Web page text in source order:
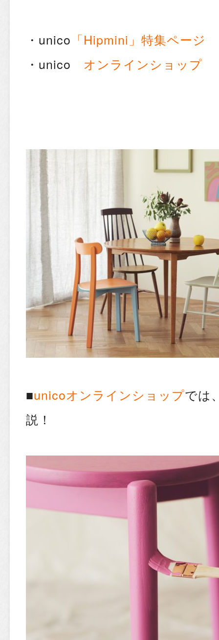
・unico 「Hipmini」特集ページ
・unico
オンラインショップ
■​unicoオンラインショップでは
説！